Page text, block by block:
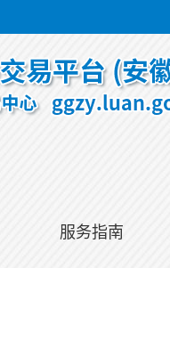
服务指南